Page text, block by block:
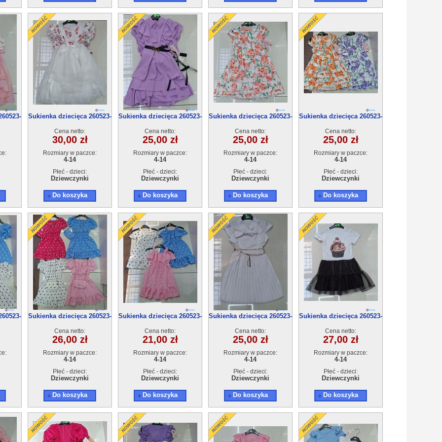
Sukienka dziecięca 260523-
Cena netto:
30,00 zł
Rozmiary w paczce:
4-14
Płeć - dzieci:
Dziewczynki
Do koszyka
Sukienka dziecięca 260523-
Cena netto:
25,00 zł
Rozmiary w paczce:
4-14
Płeć - dzieci:
Dziewczynki
Do koszyka
Sukienka dziecięca 260523-
Cena netto:
25,00 zł
Rozmiary w paczce:
4-14
Płeć - dzieci:
Dziewczynki
Do koszyka
Sukienka dziecięca 260523-
Cena netto:
25,00 zł
Rozmiary w paczce:
4-14
Płeć - dzieci:
Dziewczynki
Do koszyka
Sukienka dziecięca 260523-
Cena netto:
26,00 zł
Rozmiary w paczce:
4-14
Płeć - dzieci:
Dziewczynki
Do koszyka
Sukienka dziecięca 260523-
Cena netto:
21,00 zł
Rozmiary w paczce:
4-14
Płeć - dzieci:
Dziewczynki
Do koszyka
Sukienka dziecięca 260523-
Cena netto:
25,00 zł
Rozmiary w paczce:
4-14
Płeć - dzieci:
Dziewczynki
Do koszyka
Sukienka dziecięca 260523-
Cena netto:
27,00 zł
Rozmiary w paczce:
4-14
Płeć - dzieci:
Dziewczynki
Do koszyka